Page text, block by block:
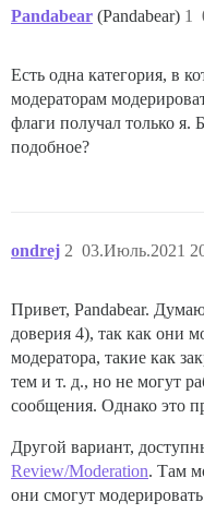
Pandabear (Pandabear) 1
Есть одна категория, в
модераторам
флаги получал только я.
подобное?
ondrej 03.Июль.2021
2
Привет, Pandabear.
доверия 4), так как они
модератора, такие как
тем и т. д., но не могут
сообщения. Однако это
Другой вариант,
Review/Moderation. Там
они смогут